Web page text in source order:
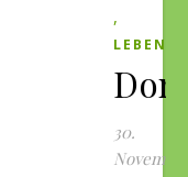
,
LEBEN
30.